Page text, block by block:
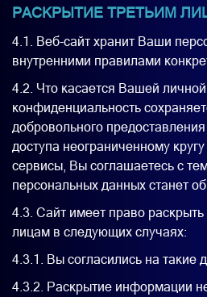
РАСКРЫТИЕ ТРЕТЬИМ
4.1. Веб-сайт хранит Ваши
внутренними правилами
4.2. Что касается Вашей
конфиденциальность
добровольного
доступа неограниченному
сервисы, Вы соглашаетесь с
персональных данных станет
4.3. Сайт имеет право
лицам в следующих случаях:
4.3.1. Вы согласились на такие
4.3.2. Раскрытие информации